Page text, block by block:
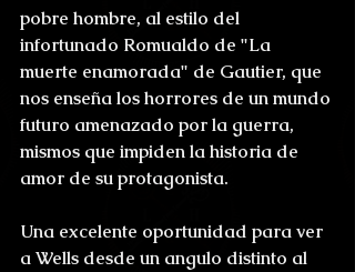
pobre hombre, al estilo del
infortunado Romualdo de "La
muerte enamorada" de Gautier, que
nos enseña los horrores de un mundo
futuro amenazado por la guerra,
mismos que impiden la historia de
amor de su protagonista.
Una excelente oportunidad para ver
a Wells desde un angulo distinto al